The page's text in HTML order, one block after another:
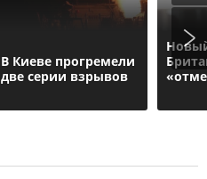
В Киеве прогремели
две серии взрывов